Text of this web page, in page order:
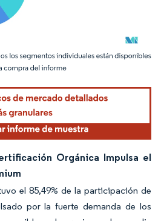
uso requiere atribución según CC BY 4.0.
Orgánica Impulsa el
el 85,49% de la participación de
por la fuerte demanda de los